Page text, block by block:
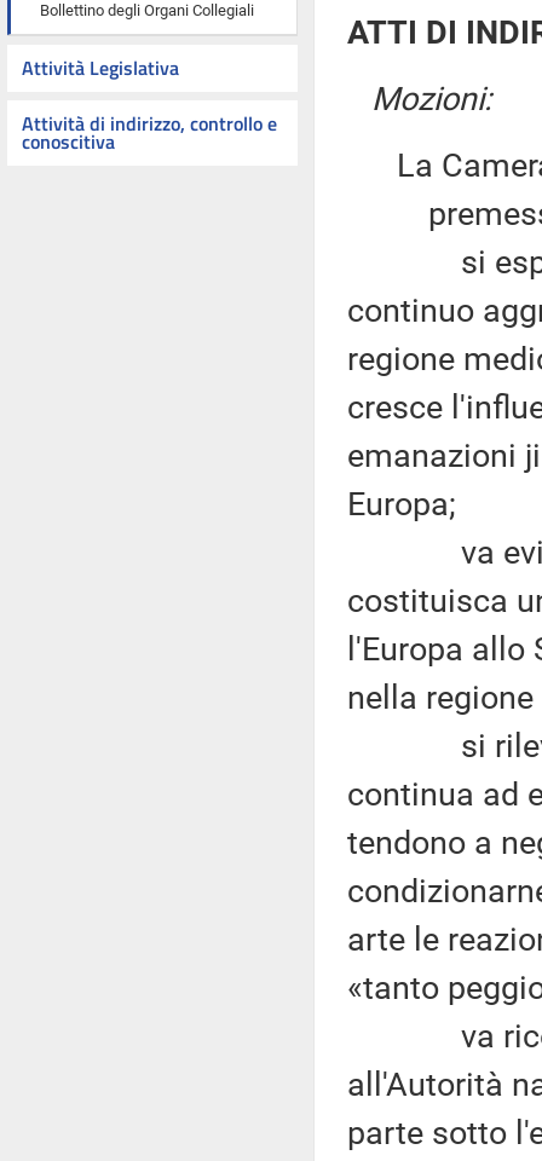
Bollettino degli Organi Collegiali
Attività Legislativa
Attività di indirizzo, controllo e
conoscitiva
ATTI DI
Mozioni:
La
si
continuo
regione
cresce
emanazioni
Europa;
va
costituisca
l'Europa
nella
si rileva
continua ad
tendono a
arte le
«tanto
va
all'Autorità
parte sotto